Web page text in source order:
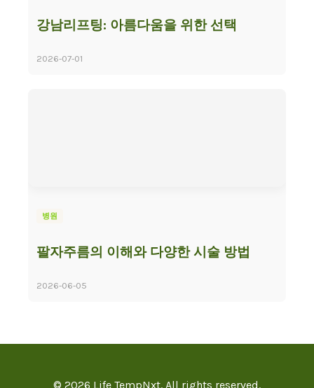
강남리프팅: 아름다움을 위한 선택
2026-07-01
병원
팔자주름의 이해와 다양한 시술 방법
2026-06-05
© 2026 Life TempNxt. All rights reserved.